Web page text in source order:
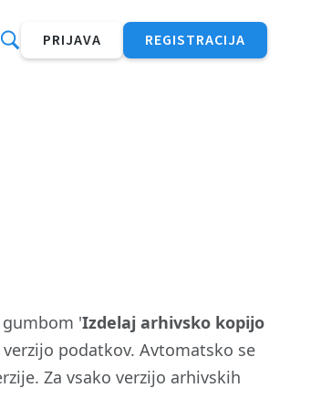
PRIJAVA REGISTRACIJA
'Izdelaj arhivsko kopijo
podatkov. Avtomatsko se
Za vsako verzijo arhivskih